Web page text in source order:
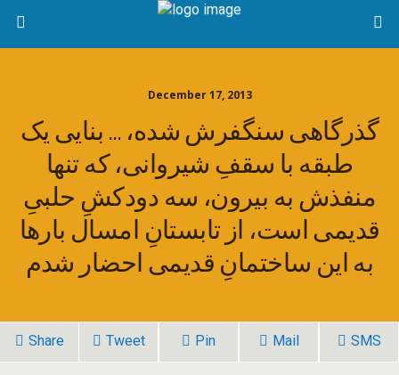
December 17, 2013
گذرگاهی سنگفرش شده، … بنایی یک
طبقه با سقفِ شیروانی، که تنها
منفذش به بیرون، سه دودکشِ حلبیِ
قدیمی است، از تابستانِ امسال بارها
به این ساختمانِ قدیمی احضار شدم
Share Tweet Pin Mail SMS